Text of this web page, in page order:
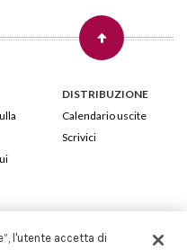
DISTRIBUZIONE
Calendario uscite
Scrivici
Monte Nero, 84 - 20135 Milano
l'utente accetta di